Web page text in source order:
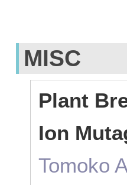
MISC
Plant
Ion
Tomoko